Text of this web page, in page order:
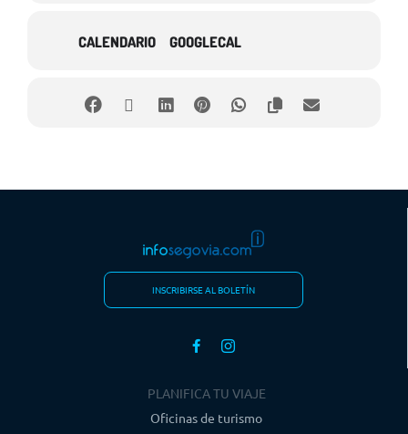
CALENDARIO GOOGLECAL
INSCRIBIRSE AL BOLETÍN
PLANIFICA TU VIAJE
Oficinas de turismo